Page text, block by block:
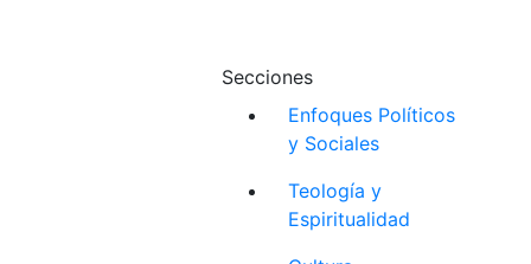
Secciones
Enfoques Políticos
y Sociales
Teología y
Espiritualidad